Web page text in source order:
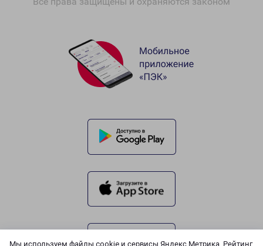
Мы используем файлы cookie и сервисы Яндекс.Метрика, Рейтинг